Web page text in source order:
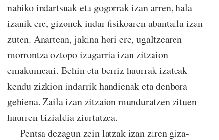
nahiko indartsuak eta gogorrak izan arren, hala
izanik ere, gizonek indar fisikoaren abantaila izan
zuten. Anartean, jakina hori ere, ugaltzearen
morrontza oztopo izugarria izan zitzaion
emakumeari. Behin eta berriz haurrak izateak
kendu zizkion indarrik handienak eta denbora
gehiena. Zaila izan zitzaion munduratzen zituen
haurren bizialdia ziurtatzea.
Pentsa dezagun zein latzak izan ziren giza-